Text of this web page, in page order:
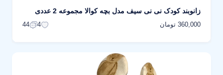
زانوبند کودک نی نی سیف مدل بچه کوالا مجموعه 2 عددی
360,000 تومان 4
44